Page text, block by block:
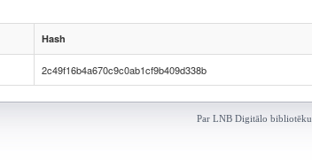
Hash
2c49f16b4a670c9c0ab1cf9b409d338b
Par LNB Digitālo bibliotēku